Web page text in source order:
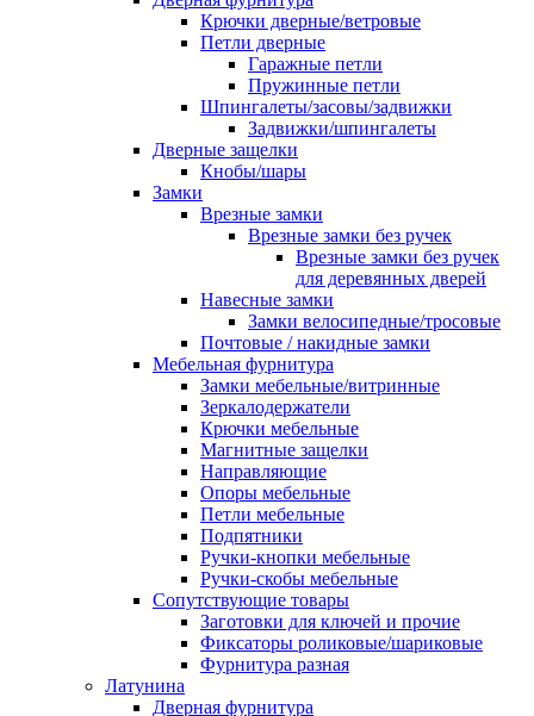
Крючки дверные/ветровые
Петли дверные
Гаражные петли
Пружинные петли
Шпингалеты/засовы/задвижки
Задвижки/шпингалеты
Дверные защелки
Кнобы/шары
Замки
Врезные замки
Врезные замки без ручек
Врезные замки без ручек
для деревянных дверей
Навесные замки
Замки велосипедные/тросовые
Почтовые / накидные замки
Мебельная фурнитура
Замки мебельные/витринные
Зеркалодержатели
Крючки мебельные
Магнитные защелки
Направляющие
Опоры мебельные
Петли мебельные
Подпятники
Ручки-кнопки мебельные
Ручки-скобы мебельные
Сопутствующие товары
Заготовки для ключей и прочие
Фиксаторы роликовые/шариковые
Фурнитура разная
Латунина
Дверная фурнитура